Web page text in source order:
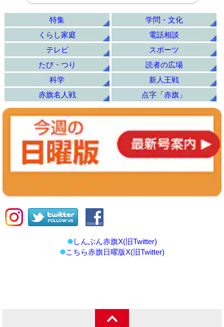
特集
学問・文化
くらし家庭
電話相談
テレビ
スポーツ
たび・つり
読者の広場
科学
新人王戦
赤旗名人戦
点字「赤旗」
しんぶん赤旗X(旧Twitter)
こちら赤旗日曜版X(旧Twitter)